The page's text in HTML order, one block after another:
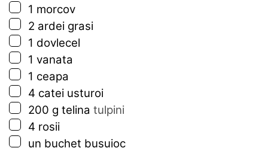
▢
1 morcov
▢
2 ardei grasi
▢
1 dovlecel
▢
1 vanata
▢
1 ceapa
▢
4 catei usturoi
▢
200 g telina tulpini
▢
4 rosii
▢
un buchet busuioc